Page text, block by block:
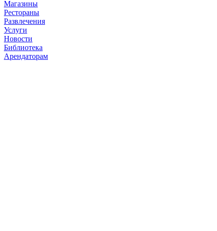
Магазины
Рестораны
Развлечения
Услуги
Новости
Библиотека
Арендаторам